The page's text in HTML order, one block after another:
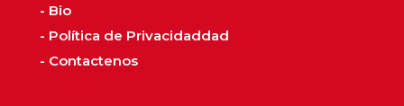
- Bio
- Política de Privacidaddad
- Contactenos